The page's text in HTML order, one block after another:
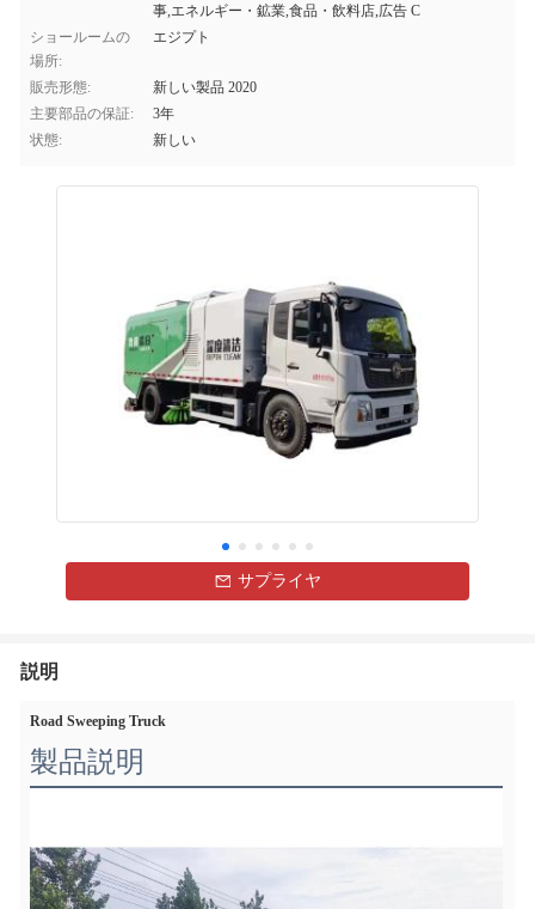
事,エネルギー・鉱業,食品・飲料店,広告 C
ショールームの
場所:
エジプト
販売形態:
新しい製品 2020
主要部品の保証:
3年
状態:
新しい
サプライヤ
説明
Road Sweeping Truck
製品説明